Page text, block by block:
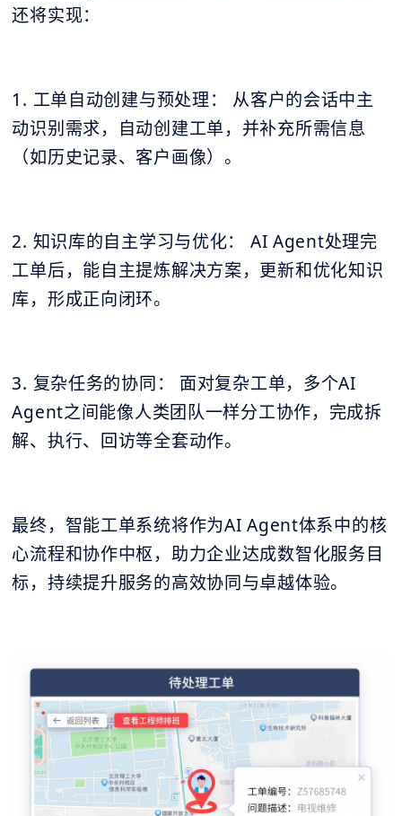
还将实现：
1. 工单自动创建与预处理： 从客户的会话中主
动识别需求，自动创建工单，并补充所需信息
（如历史记录、客户画像）。
2. 知识库的自主学习与优化： AI Agent处理完
工单后，能自主提炼解决方案，更新和优化知识
库，形成正向闭环。
3. 复杂任务的协同： 面对复杂工单，多个AI
Agent之间能像人类团队一样分工协作，完成拆
解、执行、回访等全套动作。
最终，智能工单系统将作为AI Agent体系中的核
心流程和协作中枢，助力企业达成数智化服务目
标，持续提升服务的高效协同与卓越体验。